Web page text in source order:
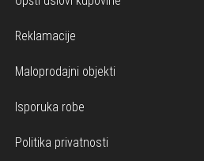
Reklamacije
Maloprodajni objekti
Isporuka robe
Politika privatnosti